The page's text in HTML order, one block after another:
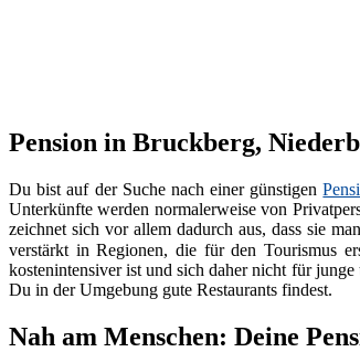
Pension in Bruckberg,
Du bist auf der Suche nach einer günstigen
Unterkünfte werden normalerweise von
zeichnet sich vor allem dadurch aus, dass sie
verstärkt in Regionen, die für den Tourismus
kostenintensiver ist und sich daher nicht für
Du in der Umgebung gute Restaurants findest.
Nah am Menschen: Deine